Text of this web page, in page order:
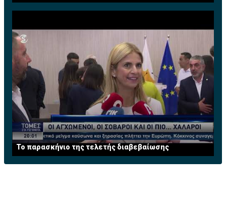
Το παρασκήνιο της τελετής διαβεβαίωσης